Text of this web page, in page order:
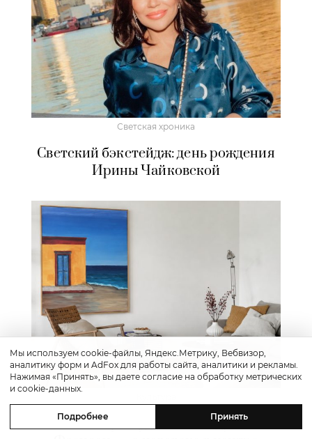
Светская хроника
Светский бэкстейдж: день рождения
Ирины Чайковской
Posta Арт: художник Андрей
Мы используем cookie-файлы, Яндекс.Метрику, Вебвизор,
аналитику форм и AdFox для работы сайта, аналитики и рекламы.
Нажимая «Принять», вы даете согласие на обработку метрических
и cookie-данных.
Подробнее Принять